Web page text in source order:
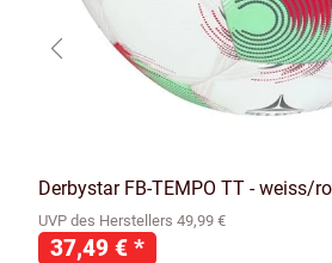
Derbystar FB-TEMPO TT - weiss/
UVP des Herstellers 49,99 €
37,49 € *